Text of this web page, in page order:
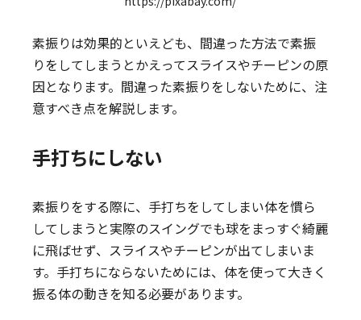
素振りは効果的といえども、間違った方法で素振
りをしてしまうとかえってスライスやチーピンの原
因となります。間違った素振りをしないために、注
意すべき点を解説します。
手打ちにしない
素振りをする際に、手打ちをしてしまい体を慣ら
してしまうと実際のスイングでも球をまっすぐ綺麗
に飛ばせず、スライスやチーピンが出てしまいま
す。手打ちにならないためには、体を使って大きく
振る体の動きを知る必要があります。